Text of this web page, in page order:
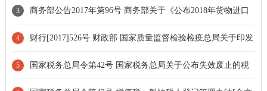
行业监督管理委员会关于印发《土地储备管理办法》的通知
3 商务部公告2017年第96号 商务部关于《公布2018年货物进口
许可证发证目录》的公告
4 财行[2017]526号 财政部 国家质量监督检验检疫总局关于印发
《国家棉花公证检验经费管理办法》的通知[全文废止]
5 国家税务总局令第42号 国家税务总局关于公布失效废止的税